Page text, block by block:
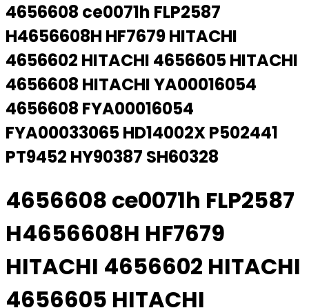
4656608 ce0071h FLP2587
H4656608H HF7679 HITACHI
4656602 HITACHI 4656605 HITACHI
4656608 HITACHI YA00016054
4656608 FYA00016054
FYA00033065 HD14002X P502441
PT9452 HY90387 SH60328
4656608 ce0071h FLP2587
H4656608H HF7679
HITACHI 4656602 HITACHI
4656605 HITACHI